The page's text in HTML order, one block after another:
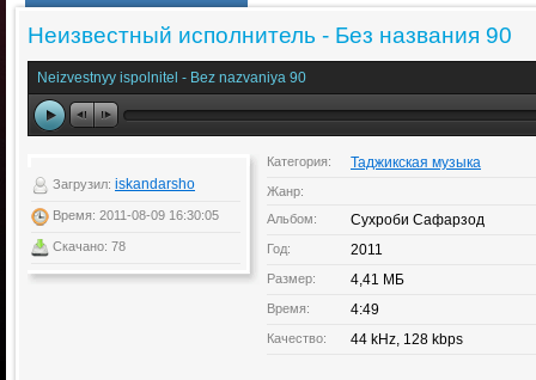
Неизвестный исполнитель - Без названия 90
Neizvestnyy ispolnitel - Bez nazvaniya 90
Загрузил: iskandarsho
Время: 2011-08-09 16:30:05
Скачано: 78
Категория: Таджикская музыка
Жанр:
Альбом:
Сухроби Сафарзод
Год: 2011
Размер: 4,41 МБ
Время: 4:49
Качество: 44 kHz, 128 kbps